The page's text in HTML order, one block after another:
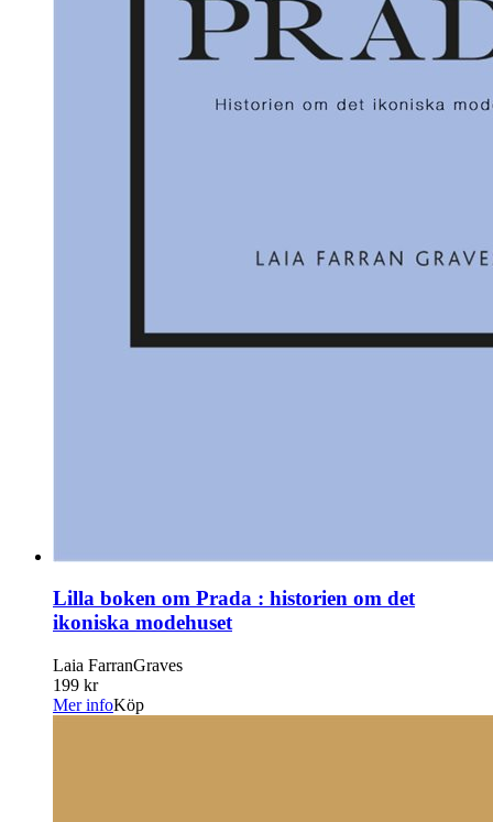
Lilla boken om Prada : historien om det
ikoniska modehuset
Laia FarranGraves
199 kr
Mer infoKöp